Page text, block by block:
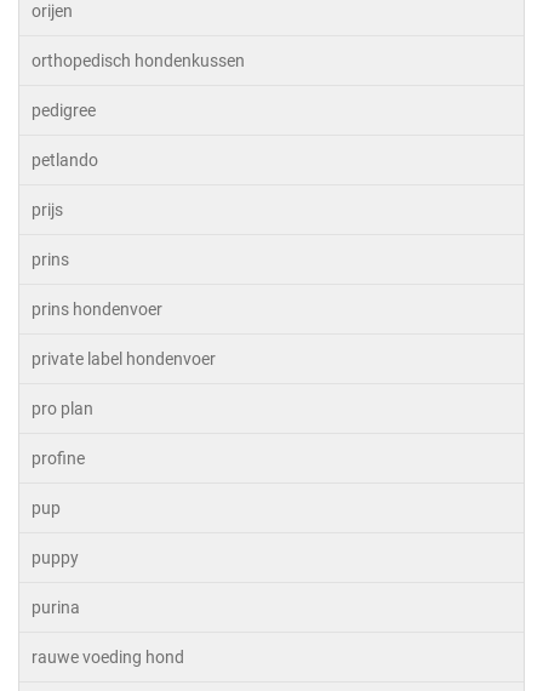
orijen
orthopedisch hondenkussen
pedigree
petlando
prijs
prins
prins hondenvoer
private label hondenvoer
pro plan
profine
pup
puppy
purina
rauwe voeding hond